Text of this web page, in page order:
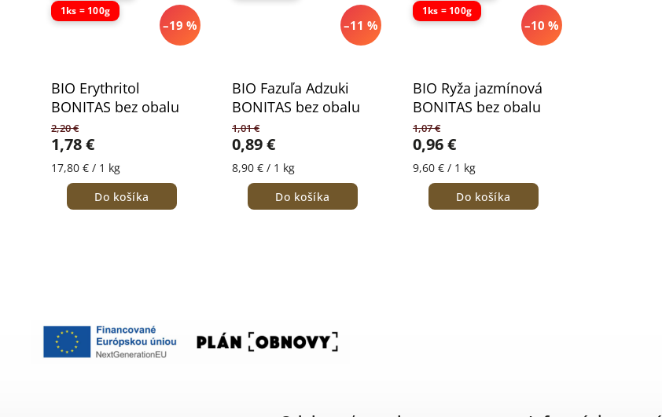
1ks = 100g
–19 %
BIO Erythritol
BONITAS bez obalu
2,20 €
1,78 €
17,80 € / 1 kg
Do košíka
–11 %
BIO Fazuľa Adzuki
BONITAS bez obalu
1,01 €
0,89 €
8,90 € / 1 kg
Do košíka
1ks = 100g
–10 %
BIO Ryža jazmínová
BONITAS bez obalu
1,07 €
0,96 €
9,60 € / 1 kg
Do košíka